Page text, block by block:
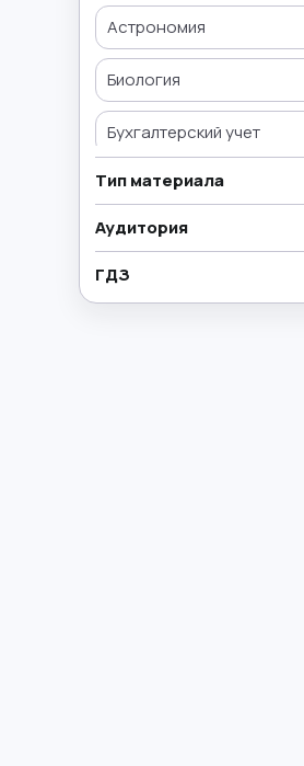
Астрономия
Биология
Бухгалтерский учет
Всемирная история
География
Геометрия
Тип материала
Аудитория
ГДЗ